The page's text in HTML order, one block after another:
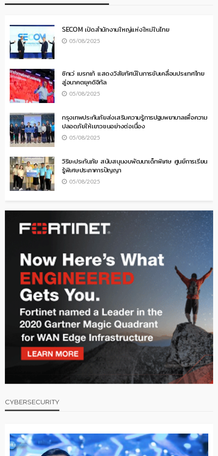
SECOM เปิดสำนักงานใหญ่แห่งใหม่ในไทย
05/08/2025
ซิกเว่ เบรกเก้ แสดงวิสัยทัศน์ในการขับเคลื่อนประเทศไทย
สู่อนาคตยุคดิจิทัล
05/08/2025
กรุงเทพประกันภัยส่งเสริมความรู้การปฐมพยาบาลเพื่อความ
ปลอดภัยให้เยาวชนอย่างต่อเนื่อง
05/08/2025
วิริยะประกันภัย สนับสนุนงบพัฒนาเด็กพิเศษ ศูนย์การเรียน
รู้พิเศษประภาคารปัญญา
05/08/2025
CYBERSECURITY